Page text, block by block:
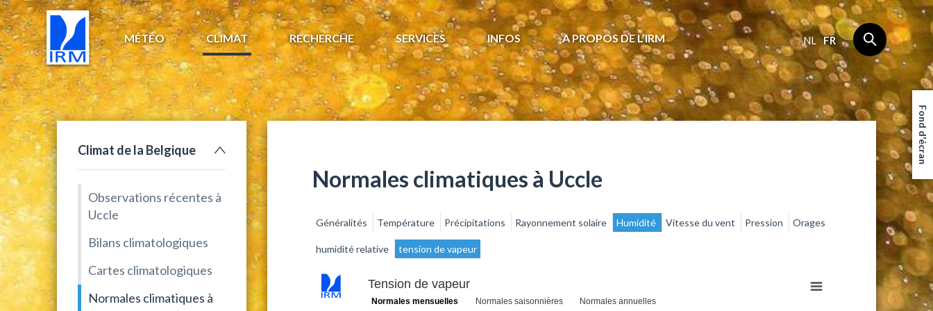
MÉTÉO CLIMAT RECHERCHE SERVICES INFOS A PROPOS DE L’IRM NL FR
Climat de la Belgique
Observations récentes à
Uccle
Bilans climatologiques
Cartes climatologiques
Normales climatiques à
Normales climatiques à Uccle
Généralités Température Précipitations Rayonnement solaire Humidité Vitesse du vent Pression Orages
humidité relative tension de vapeur
Normales mensuelles Normales saisonnières Normales annuelles
Tension de vapeur
Fond d'écran